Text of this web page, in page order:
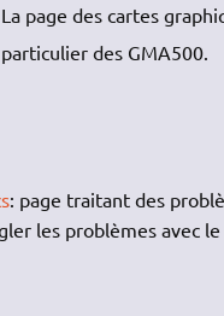
page des cartes
particulier des GMA500.
: page traitant des
les problèmes avec